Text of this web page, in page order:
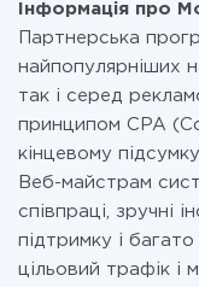
при
Інформація про
Партнерська
найпопулярніших
так і серед
принципом CPA
кінцевому
Веб-майстрам
співпраці, зручні
підтримку і
цільовий трафік і